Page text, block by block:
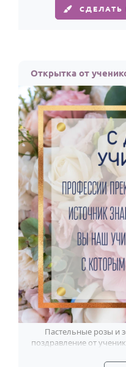
СДЕЛАТЬ
Открытка от
Пастельные розы и
поздравление от